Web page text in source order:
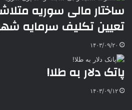
ساختار مالی سوریه
تعیین تکلیف سرمایه
۱۴۰۳/۰۹/۲۰
پاتک دلار به طلا!
۱۴۰۳/۰۹/۱۲